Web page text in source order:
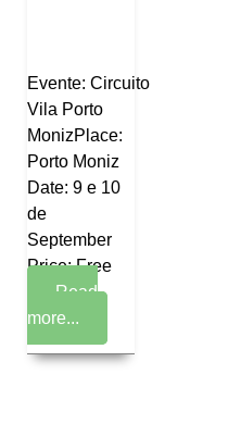
Evente: Circuito
Vila Porto
MonizPlace:
Porto Moniz
Date: 9 e 10
de
September
Price: Free
Read
more...